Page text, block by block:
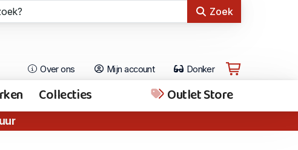
Zoek
Over ons Mijn account Donker
Collecties Outlet Store